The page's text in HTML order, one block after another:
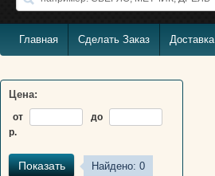
Главная Сделать Заказ Доставка
Цена:
от
до
р.
Показать Найдено: 0